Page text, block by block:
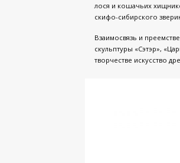
лося и кошачьих
скифо-сибирского
Взаимосвязь и
скульптуры «Сэтэр»,
творчестве искусство